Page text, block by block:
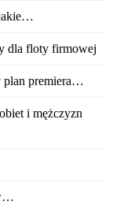
jakie…
dla floty firmowej
plan premiera…
i mężczyzn